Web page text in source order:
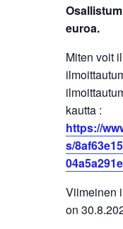
euroa.
Miten voit
kautta :
https://
s/
Viimeinen
on